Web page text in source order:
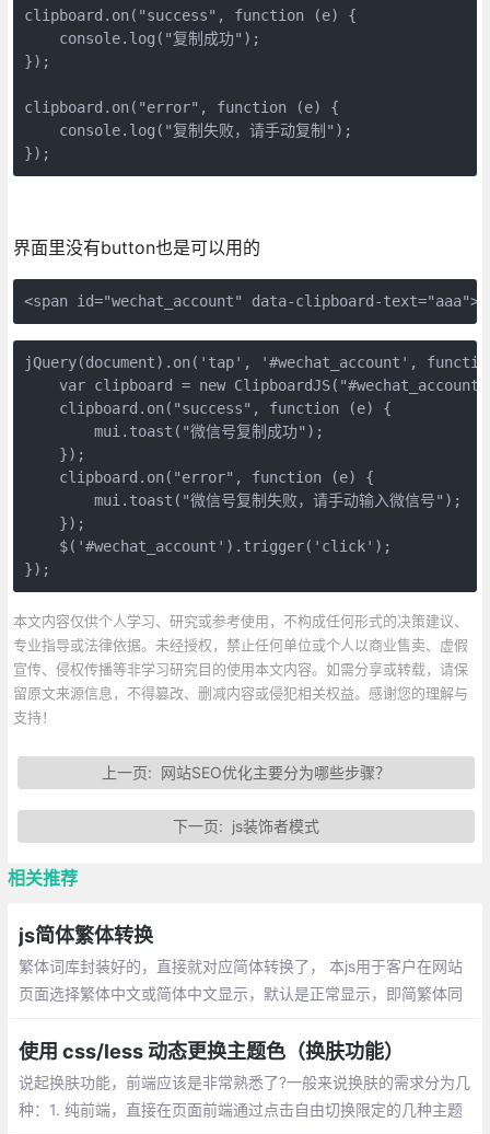
clipboard.on("success", function (e) {
    console.log("复制成功");
});
clipboard.on("error", function (e) {
    console.log("复制失败，请手动复制");
});
界面里没有button也是可以用的
<span id="wechat_account" data-clipboard-
jQuery(document).on('tap', '#wechat_account',
var clipboard = new
    clipboard.on("success", function (e) {
        mui.toast("微信号复制成功");
    });
    clipboard.on("error", function (e) {
        mui.toast("微信号复制失败，请手动输入微信号");
    });
    $('#wechat_account').trigger('click');
});
本文内容仅供个人学习、研究或参考使用，不构成任何形式的决策建议、
专业指导或法律依据。未经授权，禁止任何单位或个人以商业售卖、虚假
宣传、侵权传播等非学习研究目的使用本文内容。如需分享或转载，请保
留原文来源信息，不得篡改、删减内容或侵犯相关权益。感谢您的理解与
支持！
上一页: 网站SEO优化主要分为哪些步骤？
下一页: js装饰者模式
相关推荐
js简体繁体转换
繁体词库封装好的，直接就对应简体转换了， 本js用于客户在网站
页面选择繁体中文或简体中文显示，默认是正常显示，即简繁体同
使用 css/less 动态更换主题色（换肤功能）
说起换肤功能，前端应该是非常熟悉了?一般来说换肤的需求分为几
种：1. 纯前端，直接在页面前端通过点击自由切换限定的几种主题